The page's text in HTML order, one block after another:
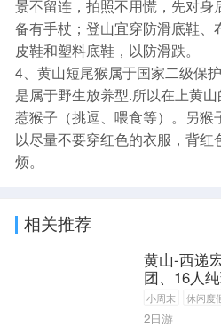
景不留连，拍照不用慌，先对身
备有手杖；登山宜穿防滑底鞋、
皮鞋和塑料底鞋，以防滑跌。
4、黄山短尾猴属于国家二级保
是属于野生放养型.所以在上黄
惹猴子（挑逗、喂食等）。另猴
以尽量不要穿红色的衣服，背红
烦。
相关推荐
黄山-西递
团、16人
免费接送）
小周末 休闲度
2日游